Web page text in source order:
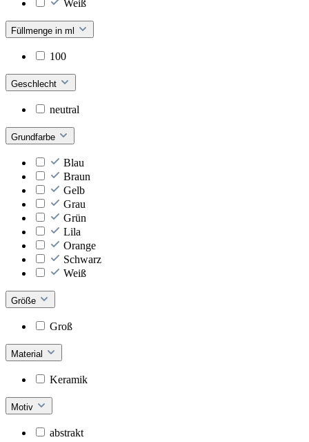
Weiß
Füllmenge in ml
100
Geschlecht
neutral
Grundfarbe
Blau
Braun
Gelb
Grau
Grün
Lila
Orange
Schwarz
Weiß
Größe
Groß
Material
Keramik
Motiv
abstrakt